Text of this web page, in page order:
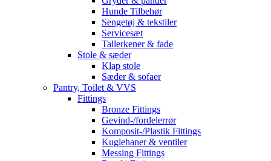
Hunde Tilbehør
Sengetøj & tekstiler
Servicesæt
Tallerkener & fade
Stole & sæder
Klap stole
Sæder & sofaer
Pantry, Toilet & VVS
Fittings
Bronze Fittings
Gevind-/fordelerrør
Komposit-/Plastik Fittings
Kuglehaner & ventiler
Messing Fittings